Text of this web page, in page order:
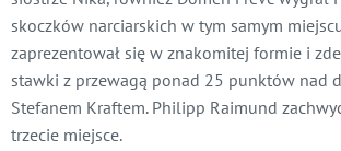
skoczków narciarskich w tym samym
zaprezentował się w znakomitej formie i
stawki z przewagą ponad 25 punktów nad
Stefanem Kraftem. Philipp Raimund
trzecie miejsce.